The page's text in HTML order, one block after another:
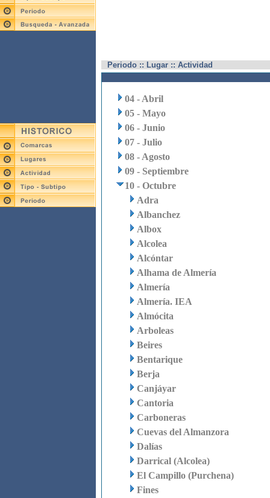
Periodo :: Lugar :: Actividad
04 - Abril
05 - Mayo
06 - Junio
07 - Julio
08 - Agosto
09 - Septiembre
10 - Octubre
Adra
Albanchez
Albox
Alcolea
Alcóntar
Alhama de Almería
Almería
Almería. IEA
Almócita
Arboleas
Beires
Bentarique
Berja
Canjáyar
Cantoria
Carboneras
Cuevas del Almanzora
Dalías
Darrical (Alcolea)
El Campillo (Purchena)
Fines